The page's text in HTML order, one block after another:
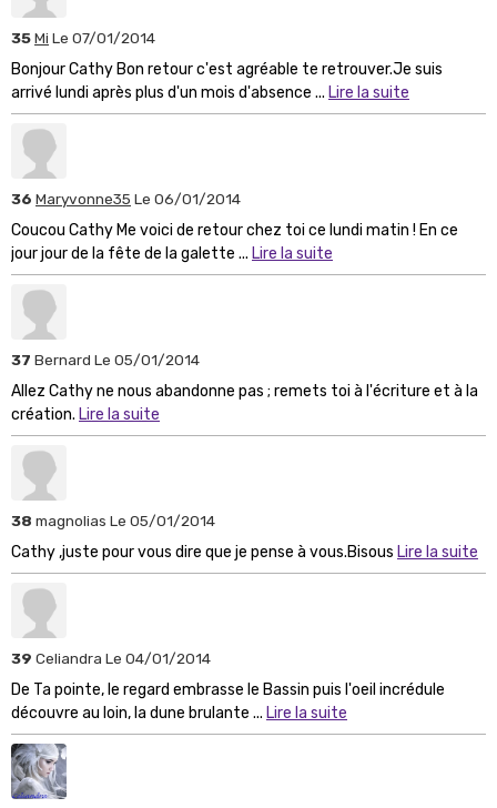
35Mi Le 07/01/2014
Bonjour Cathy Bon retour c'est agréable te retrouver.Je suis
arrivé lundi après plus d'un mois d'absence ... Lire la suite
36 Maryvonne35 Le 06/01/2014
Coucou Cathy Me voici de retour chez toi ce lundi matin ! En ce
jour jour de la fête de la galette ... Lire la suite
37 Bernard Le 05/01/2014
Allez Cathy ne nous abandonne pas ; remets toi à l'écriture et à la
création. Lire la suite
38 magnolias Le 05/01/2014
Cathy ,juste pour vous dire que je pense à vous.Bisous Lire la suite
39 Celiandra Le 04/01/2014
De Ta pointe, le regard embrasse le Bassin puis l'oeil incrédule
découvre au loin, la dune brulante ... Lire la suite